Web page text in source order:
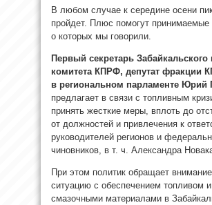
В любом случае к середине осени
пройдет. Плюс помогут принимаемые
о которых мы говорили.
Первый секретарь Забайкальского
комитета КПРФ, депутат фракции
в региональном парламенте Юрий
предлагает в связи с топливным
принять жесткие меры, вплоть до
от должностей и привлечения к
руководителей регионов и
чиновников, в т. ч. Александра
При этом политик обращает
ситуацию с обеспечением топливом
смазочными материалами в